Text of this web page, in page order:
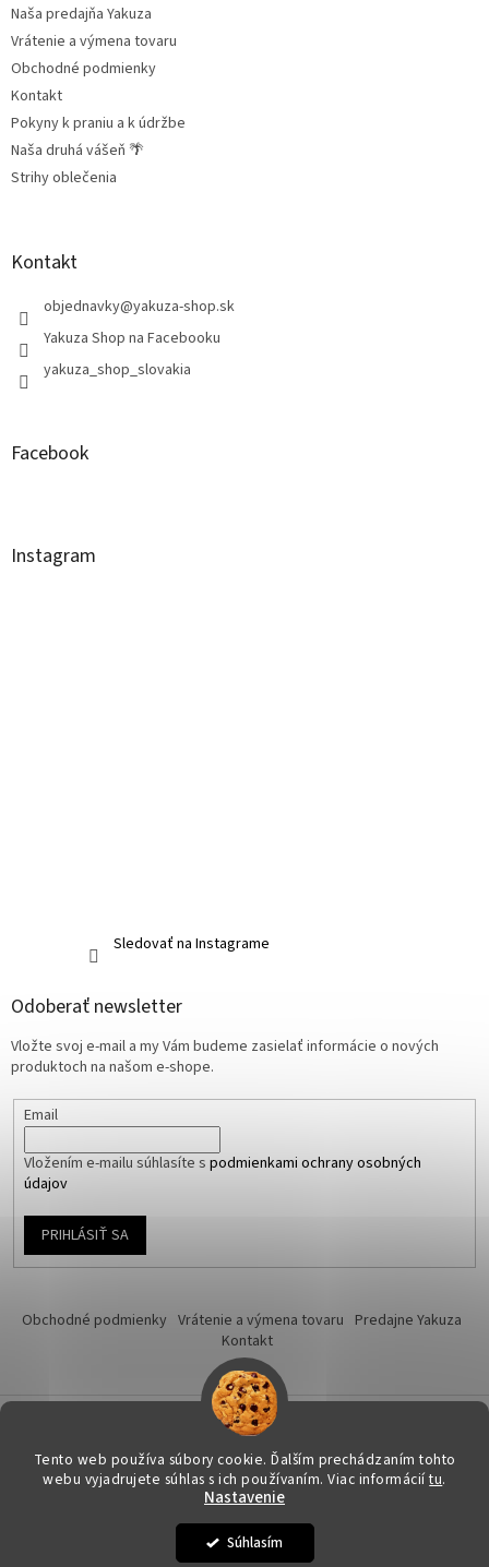
Tento web používa súbory cookie. Ďalším prechádzaním tohto
webu vyjadrujete súhlas s ich používaním. Viac informáciítu.
Nastavenie
Súhlasím
Naša predajňa Yakuza
Vrátenie a výmena tovaru
Obchodné podmienky
Kontakt
Pokyny k praniu a k údržbe
Naša druhá vášeň 🌴
Strihy oblečenia
Kontakt
objednavky@yakuza-shop.sk
Yakuza Shop na Facebooku
yakuza_shop_slovakia
Facebook
Instagram
Sledovať na Instagrame
Odoberať newsletter
Vložte svoj e-mail a my Vám budeme zasielať informácie o nových
produktoch na našom e-shope.
Email
Vložením e-mailu súhlasíte s podmienkami ochrany osobných
údajov
PRIHLÁSIŤ SA
Obchodné podmienky Vrátenie a výmena tovaru Predajne Yakuza
Kontakt
Vytvoril Shoptet
nastavenie cookies